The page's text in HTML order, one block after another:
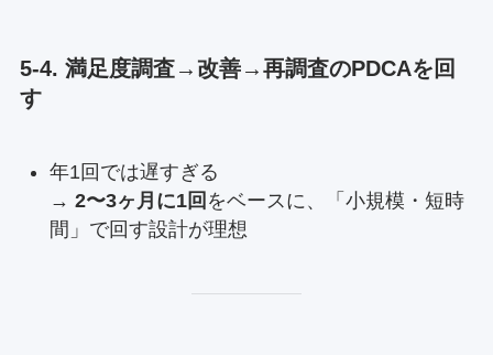
5-4. 満足度調査→改善→再調査のPDCAを回
す
年1回では遅すぎる
→ 2〜3ヶ月に1回 をベースに、「小規模・短時
間」で回す設計が理想